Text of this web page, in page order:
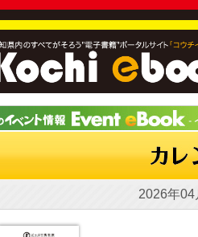
2026年04